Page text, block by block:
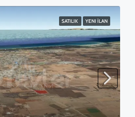
SATILIK YENI İLAN